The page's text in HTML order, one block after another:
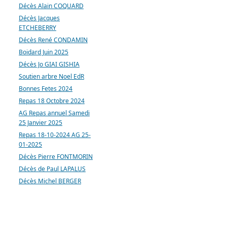
Décès Alain COQUARD
Décès Jacques
ETCHEBERRY
Décès René CONDAMIN
Boidard Juin 2025
Décès Jo GIAI GISHIA
Soutien arbre Noel EdR
Bonnes Fetes 2024
Repas 18 Octobre 2024
AG Repas annuel Samedi
25 Janvier 2025
Repas 18-10-2024 AG 25-
01-2025
Décès Pierre FONTMORIN
Décès de Paul LAPALUS
Décès Michel BERGER